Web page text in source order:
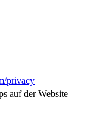
privacy
auf der Website